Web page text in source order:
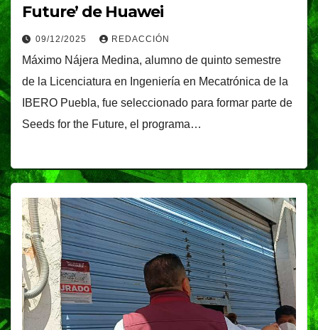
Future’ de Huawei
09/12/2025 REDACCIÓN
Máximo Nájera Medina, alumno de quinto semestre
de la Licenciatura en Ingeniería en Mecatrónica de la
IBERO Puebla, fue seleccionado para formar parte de
Seeds for the Future, el programa…